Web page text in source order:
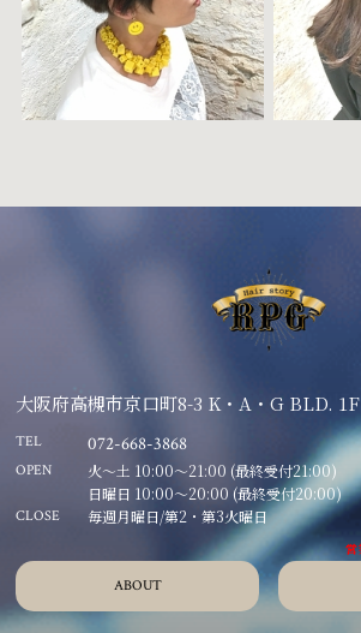
大阪府高槻市京口町8-3 K・A・G BLD. 1F
TEL 072-668-3868
OPEN
火～土 10:00～21:00 (最終受付21:00)
日曜日 10:00～20:00 (最終受付20:00)
CLOSE 毎週月曜日/第2・第3火曜日
ABOUT